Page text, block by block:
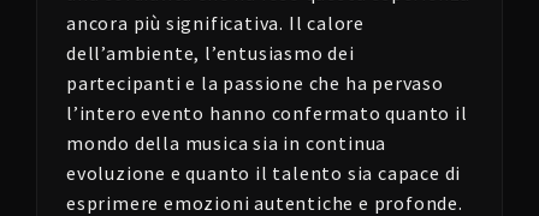
ancora più significativa. Il calore
dell’ambiente, l’entusiasmo dei
partecipanti e la passione che ha pervaso
l’intero evento hanno confermato quanto il
mondo della musica sia in continua
evoluzione e quanto il talento sia capace di
esprimere emozioni autentiche e profonde.